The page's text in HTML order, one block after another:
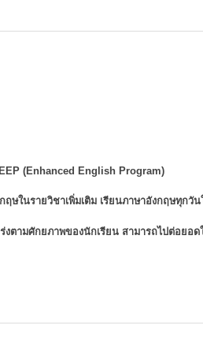
(Enhanced English Program)
ฤษในรายวิชาเพิ่มเติม เรียนภาษาอังกฤษทุกวั
งตามศักยภาพของนักเรียน สามารถไปต่อยอ